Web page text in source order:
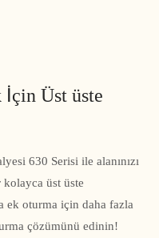
Üst üste
630 Serisi ile alanınızı
kolayca üst üste
ek oturma için daha fazla
çözümünü edinin!